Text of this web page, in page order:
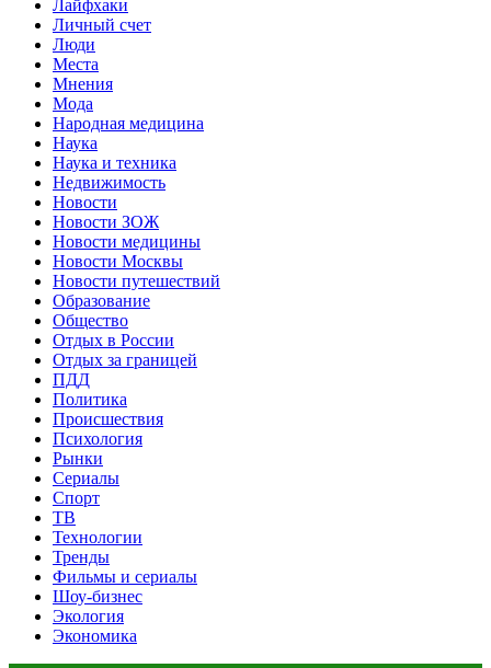
Лайфхаки
Личный счет
Люди
Места
Мнения
Мода
Народная медицина
Наука
Наука и техника
Недвижимость
Новости
Новости ЗОЖ
Новости медицины
Новости Москвы
Новости путешествий
Образование
Общество
Отдых в России
Отдых за границей
ПДД
Политика
Происшествия
Психология
Рынки
Сериалы
Спорт
ТВ
Технологии
Тренды
Фильмы и сериалы
Шоу-бизнес
Экология
Экономика